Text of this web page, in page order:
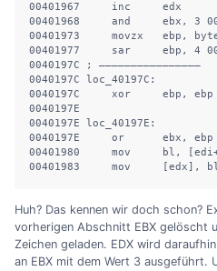
00401967     inc     edx
00401968     and     ebx, 3
00401973     movzx   ebp,
00401977     sar     ebp, 4
0040197C ; ————————————————
0040197C loc_40197C:
0040197C     xor     ebp, ebp
0040197E
0040197E loc_40197E:
0040197E     or      ebx, ebp
00401980     mov     bl,
00401983     mov     [edx],
Huh? Das kennen wir doch schon?
vorherigen Abschnitt EBX gelöscht
Zeichen geladen. EDX wird
an EBX mit dem Wert 3 ausgeführt.